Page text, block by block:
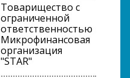
Товарищество с
ограниченной
ответственностью
Микрофинансовая
организация
"STAR"